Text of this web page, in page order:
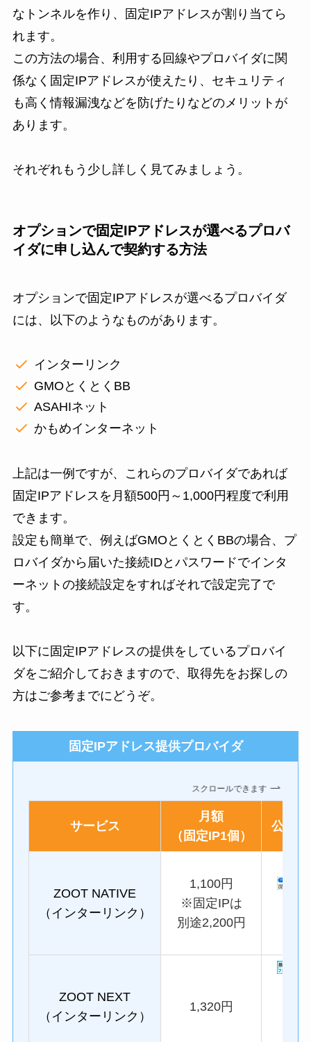
なトンネルを作り、固定IPアドレスが割り当てら
れます。
この方法の場合、利用する回線やプロバイダに関
係なく固定IPアドレスが使えたり、セキュリティ
も高く情報漏洩などを防げたりなどのメリットが
あります。
それぞれもう少し詳しく見てみましょう。
オプションで固定IPアドレスが選べるプロバ
イダに申し込んで契約する方法
オプションで固定IPアドレスが選べるプロバイダ
には、以下のようなものがあります。
インターリンク
GMOとくとくBB
ASAHIネット
かもめインターネット
上記は一例ですが、これらのプロバイダであれば
固定IPアドレスを月額500円～1,000円程度で利用
できます。
設定も簡単で、例えばGMOとくとくBBの場合、プ
ロバイダから届いた接続IDとパスワードでインタ
ーネットの接続設定をすればそれで設定完了で
す。
以下に固定IPアドレスの提供をしているプロバイ
ダをご紹介しておきますので、取得先をお探しの
方はご参考までにどうぞ。
固定IPアドレス提供プロバイダ
スクロールできます
サービス
月額
（固定IP1個）
公式
ZOOT NATIVE
（インターリ ンク）
1,100円
※固定IPは
別途2,200円
ZOOT NEXT
（インターリンク）
1,320円